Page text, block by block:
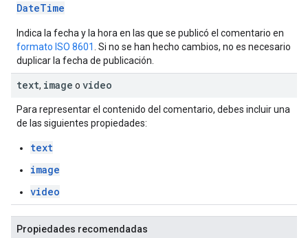
DateTime
Indica la fecha y la hora en las que se publicó el comentario en
formato ISO 8601 . Si no se han hecho cambios, no es necesario
duplicar la fecha de publicación.
text, image o video
Para representar el contenido del comentario, debes incluir una
de las siguientes propiedades:
text
image
video
Propiedades recomendadas